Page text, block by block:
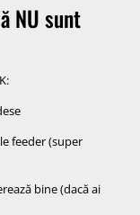
NU sunt
feeder (super
bine (dacă ai